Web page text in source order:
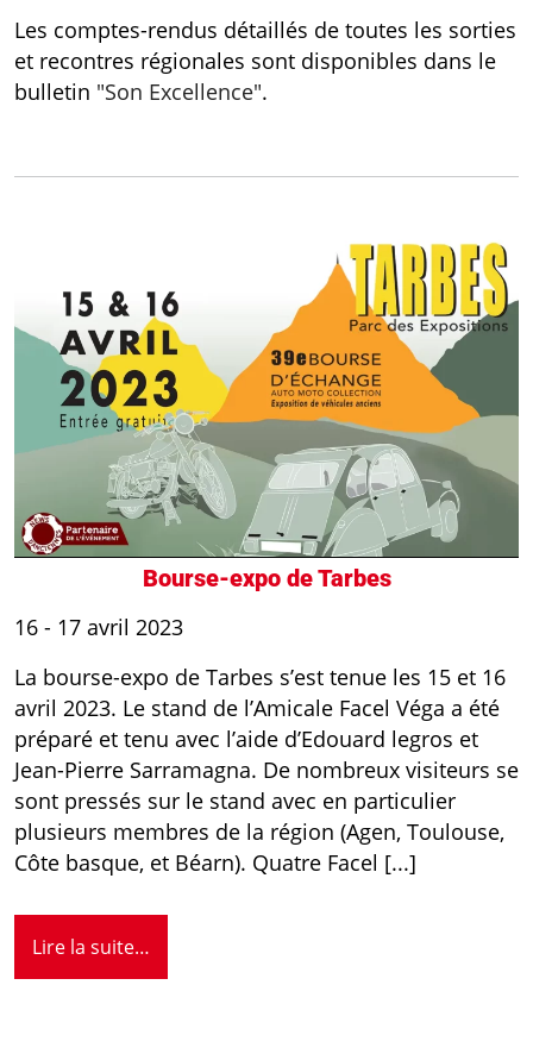
Les comptes-rendus détaillés de toutes les sorties
et recontres régionales sont disponibles dans le
bulletin "Son Excellence".
Bourse-expo de Tarbes
16 - 17 avril 2023
La bourse-expo de Tarbes s’est tenue les 15 et 16
avril 2023. Le stand de l’Amicale Facel Véga a été
préparé et tenu avec l’aide d’Edouard legros et
Jean-Pierre Sarramagna. De nombreux visiteurs se
sont pressés sur le stand avec en particulier
plusieurs membres de la région (Agen, Toulouse,
Côte basque, et Béarn). Quatre Facel [...]
Lire la suite…